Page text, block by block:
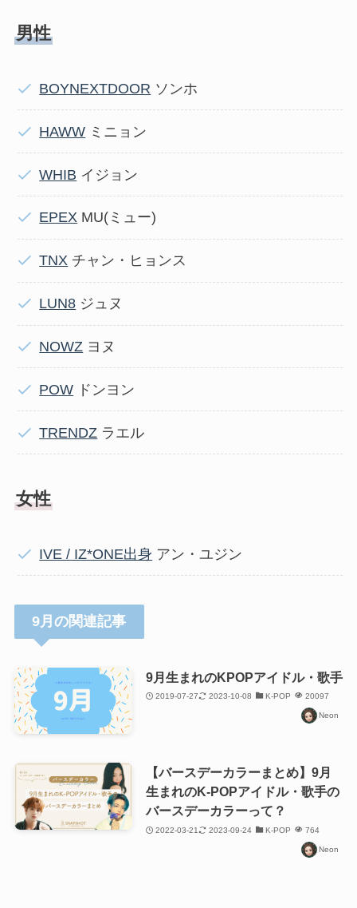
男性
BOYNEXTDOOR ソンホ
HAWW ミニョン
WHIB イジョン
EPEX MU(ミュー)
TNX チャン・ヒョンス
LUN8 ジュヌ
NOWZ ヨヌ
POW ドンヨン
TRENDZ ラエル
女性
IVE / IZ*ONE出身 アン・ユジン
9月の関連記事
9月生まれのKPOPアイドル・歌手
2019-07-27 2023-10-08 K-POP 20097
Neon
【バースデーカラーまとめ】9月
生まれのK-POPアイドル・歌手の
バースデーカラーって？
2022-03-21 2023-09-24 K-POP 764
Neon